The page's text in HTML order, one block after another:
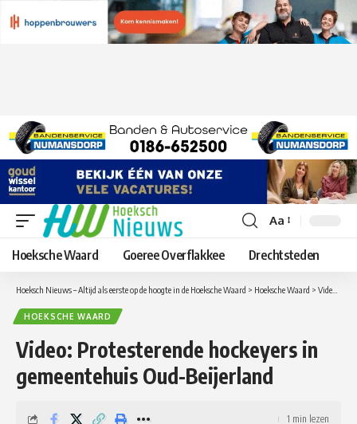
Lettergrootte
aanpassen
Aa
Hoeksche Waard Goeree Overflakkee Drechtsteden
Hoeksch Nieuws – Altijd als eerste op de hoogte in de Hoeksche Waard > Hoeksche Waard > Video: Protesterende hockeyers in gemeentehuis Oud-Beijerland
HOEKSCHE WAARD
Video: Protesterende hockeyers in
gemeentehuis Oud-Beijerland
1 min lezen